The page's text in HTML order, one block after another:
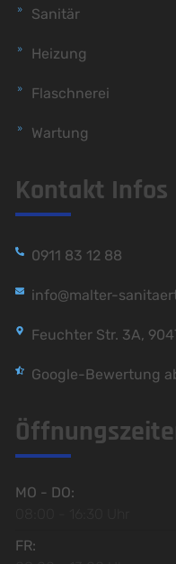
Sanitär
Heizung
Flaschnerei
Wartung
Kontakt Infos
0911 83 12 88
info@malter-
Feuchter Str. 3A,
Google-Bewertung
MO - DO:
FR: